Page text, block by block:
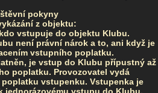
pokyny
z objektu:
vstupuje do objektu Klubu.
není právní nárok a to, ani když je
vstupního poplatku.
je vstup do Klubu přípustný až
poplatku. Provozovatel vydá
vstupenku. Vstupenka je
jednorázovému vstupu do Klubu.